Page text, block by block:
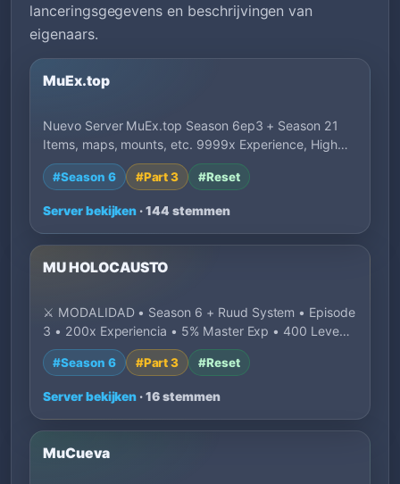
lanceringsgegevens en beschrijvingen van
eigenaars.
MuEx.top
Nuevo Server MuEx.top Season 6ep3 + Season 21
Items, maps, mounts, etc. 9999x Experience, High…
#Season 6 #Part 3 #Reset
Server bekijken · 144 stemmen
MU HOLOCAUSTO
⚔️ MODALIDAD • Season 6 + Ruud System • Episode
3 • 200x Experiencia • 5% Master Exp • 400 Leve…
#Season 6 #Part 3 #Reset
Server bekijken · 16 stemmen
MuCueva